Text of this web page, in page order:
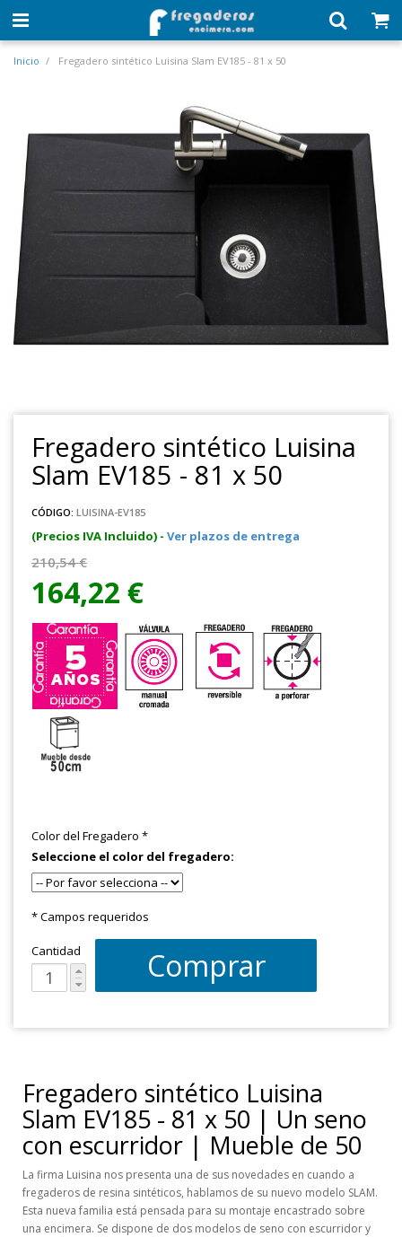
Inicio Fregadero sintético Luisina Slam EV185 - 81 x 50
Fregadero sintético Luisina
Slam EV185 - 81 x 50
CÓDIGO: LUISINA-EV185
(Precios IVA Incluido) - Ver plazos de entrega
210,54 €
164,22 €
Color del Fregadero *
Seleccione el color del fregadero:
* Campos requeridos
Cantidad Comprar
Fregadero sintético Luisina
Slam EV185 - 81 x 50 | Un seno
con escurridor | Mueble de 50
La firma Luisina nos presenta una de sus novedades en cuando a
fregaderos de resina sintéticos, hablamos de su nuevo modelo SLAM.
Esta nueva familia está pensada para su montaje encastrado sobre
una encimera. Se dispone de dos modelos de seno con escurridor y